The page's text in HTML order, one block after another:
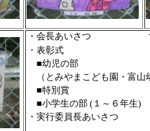
・会長あいさつ
・表彰式
■幼児の部
（とみやまこども園・富山
■特別賞
■小学生の部 (１～６年生)
・実行委員長あいさつ